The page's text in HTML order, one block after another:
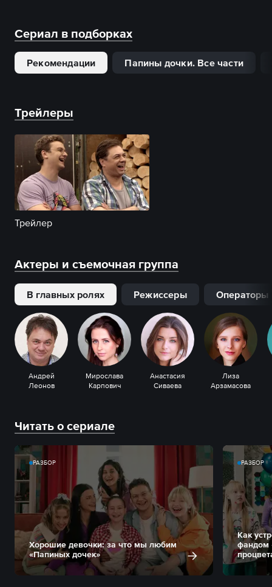
Сериал в подборках
Рекомендации Папины дочки. Все части
Трейлеры
Трейлер
Актеры и съемочная группа
В главных ролях Режиссеры Операторы
Андрей
Леонов
Мирослава
Карпович
Анастасия
Сиваева
Лиза
Арзамасова
Читать о сериале
РАЗБОР
Хорошие девочки: за что мы любим
«Папиных дочек»
РАЗБОР
Как
фандом